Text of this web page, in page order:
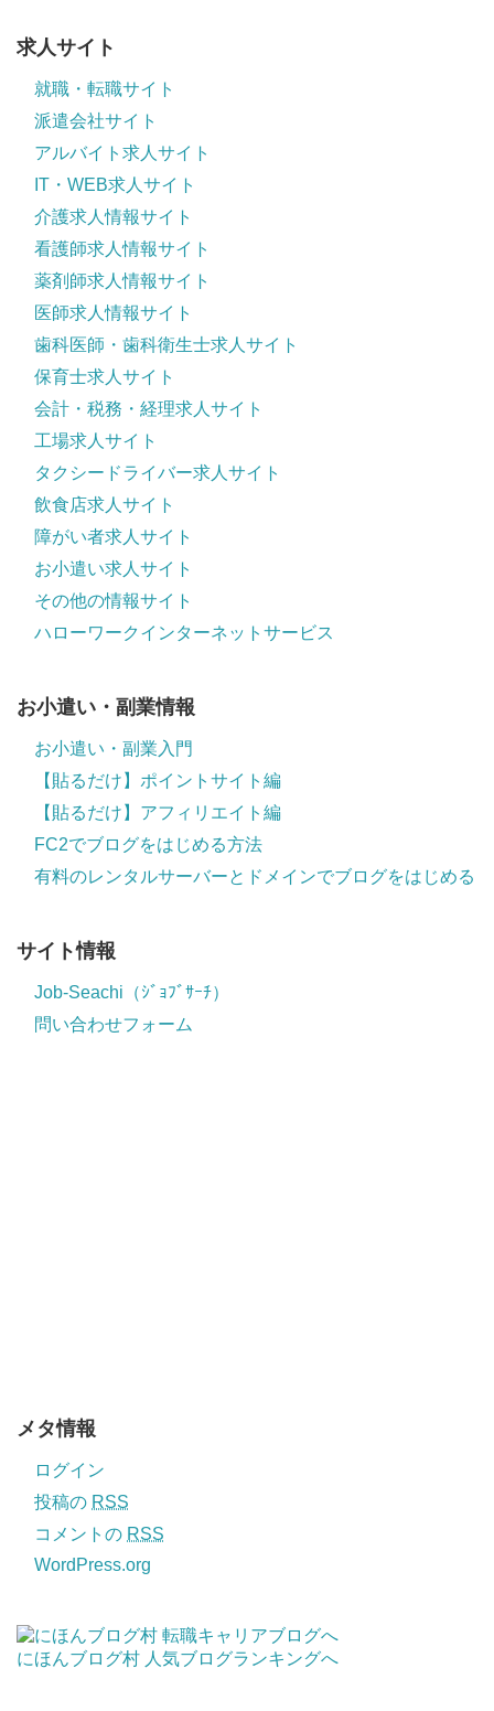
求人サイト
就職・転職サイト
派遣会社サイト
アルバイト求人サイト
IT・WEB求人サイト
介護求人情報サイト
看護師求人情報サイト
薬剤師求人情報サイト
医師求人情報サイト
歯科医師・歯科衛生士求人サイト
保育士求人サイト
会計・税務・経理求人サイト
工場求人サイト
タクシードライバー求人サイト
飲食店求人サイト
障がい者求人サイト
お小遣い求人サイト
その他の情報サイト
ハローワークインターネットサービス
お小遣い・副業情報
お小遣い・副業入門
【貼るだけ】ポイントサイト編
【貼るだけ】アフィリエイト編
FC2でブログをはじめる方法
有料のレンタルサーバーとドメインでブログをはじめる
サイト情報
Job-Seachi（ｼﾞｮﾌﾞｻｰﾁ）
問い合わせフォーム
メタ情報
ログイン
投稿の RSS
コメントの RSS
WordPress.org
にほんブログ村 人気ブログランキングへ